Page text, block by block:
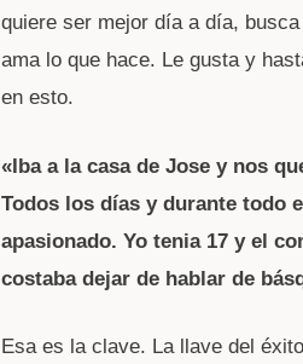
quiere ser mejor día a día,
ama lo que hace. Le gusta y
en esto.
«Iba a la casa de Jose y nos
Todos los días y durante todo
apasionado. Yo tenia 17 y el
costaba dejar de hablar de
Esa es la clave. La llave del